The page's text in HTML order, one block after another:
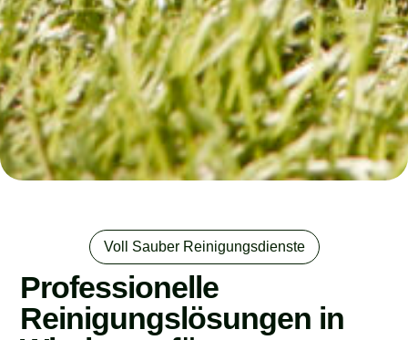
Voll Sauber Reinigungsdienste
Professionelle
Reinigungslösungen in